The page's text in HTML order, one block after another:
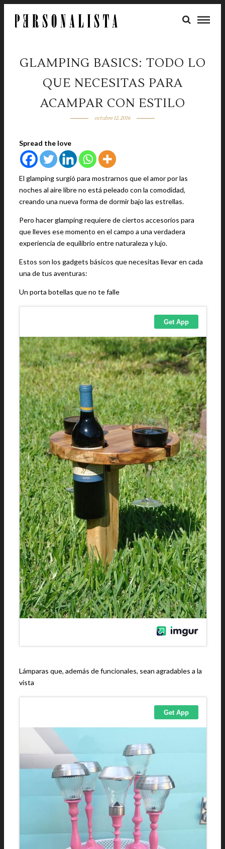
GLAMPING BASICS: TODO LO
QUE NECESITAS PARA
ACAMPAR CON ESTILO
octubre 12, 2016
Spread the love
El glamping surgió para mostrarnos que el amor por las
noches al aire libre no está peleado con la comodidad,
creando una nueva forma de dormir bajo las estrellas.
Pero hacer glamping requiere de ciertos accesorios para
que lleves ese momento en el campo a una verdadera
experiencia de equilibrio entre naturaleza y lujo.
Estos son los gadgets básicos que necesitas llevar en cada
una de tus aventuras:
Un porta botellas que no te falle
Lámparas que, además de funcionales, sean agradables a la
vista